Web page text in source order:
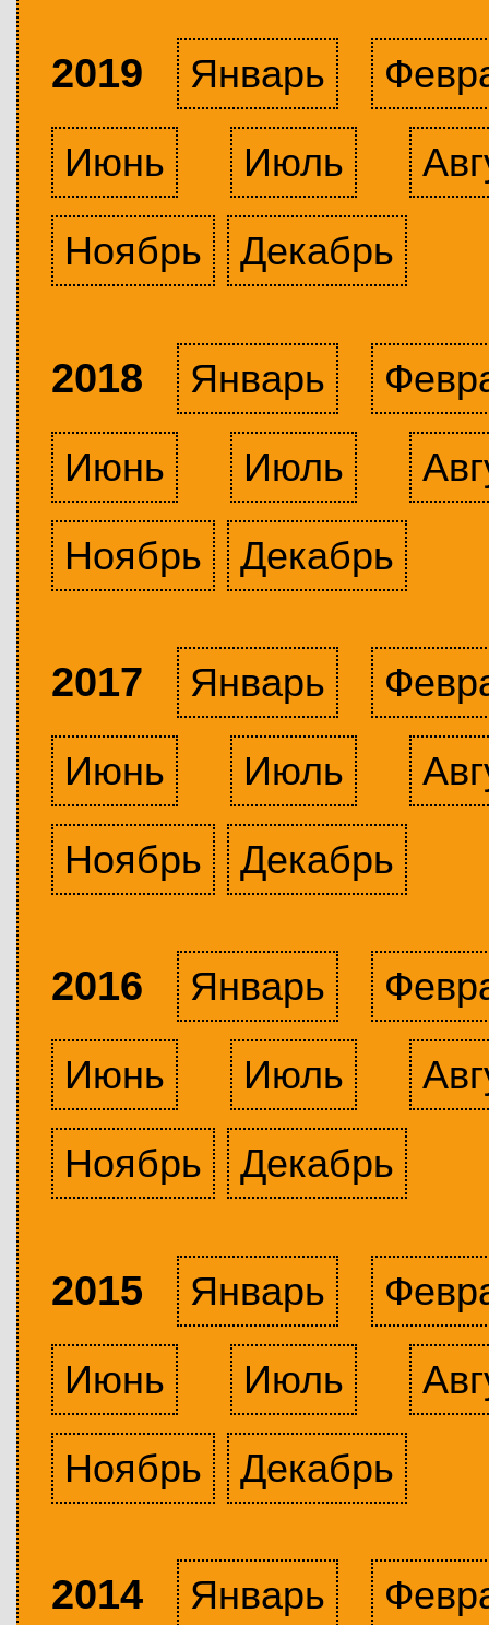
2019 Январь
Июнь
Июль
Ноябрь
Декабрь
2018 Январь
Июнь
Июль
Ноябрь
Декабрь
2017 Январь
Июнь
Июль
Ноябрь
Декабрь
2016 Январь
Июнь
Июль
Ноябрь
Декабрь
2015 Январь
Июнь
Июль
Ноябрь
Декабрь
2014 Январь